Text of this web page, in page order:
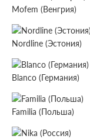
Mofem (Венгрия)
Nordline (Эстония)
Blanco (Германия)
Familia (Польша)